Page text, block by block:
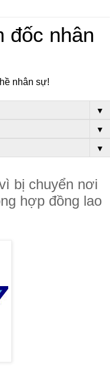
đốc nhân
nhân sự!
▼
▼
▼
bị chuyển nơi
hợp đồng lao